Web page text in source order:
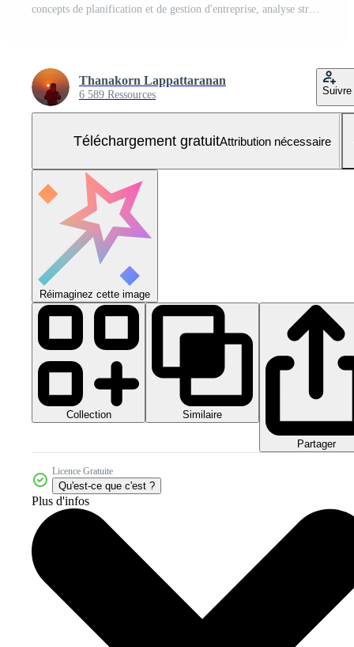
concepts de planification et de gestion d'entreprise, analyse stratégique avec technologie de communication, gestion d'équipe, développement de la créativité, homme d'affaires pointant sur une icône avec un stylo Photo Gratuite
Thanakorn Lappattaranan
6 589 Ressources Suivre
Téléchargement gratuitAttribution nécessaire
Réimaginez cette image
Collection Similaire
Partager
Licence Gratuite
Qu'est-ce que c'est ?
Plus d'infos